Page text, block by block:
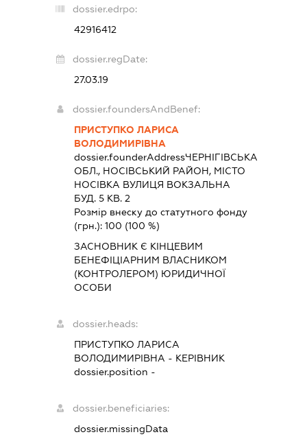
dossier.edrpo:
42916412
dossier.regDate:
27.03.19
dossier.foundersAndBenef:
ПРИСТУПКО ЛАРИСА
ВОЛОДИМИРІВНА
dossier.founderAddressЧЕРНІГІВСЬКА
ОБЛ., НОСІВСЬКИЙ РАЙОН, МІСТО
НОСІВКА ВУЛИЦЯ ВОКЗАЛЬНА
БУД. 5 КВ. 2
Розмір внеску до статутного фонду
(грн.): 100 (100 %)
ЗАСНОВНИК Є КІНЦЕВИМ
БЕНЕФІЦІАРНИМ ВЛАСНИКОМ
(КОНТРОЛЕРОМ) ЮРИДИЧНОЇ
ОСОБИ
dossier.heads:
ПРИСТУПКО ЛАРИСА
ВОЛОДИМИРІВНА - КЕРІВНИК
dossier.position -
dossier.beneficiaries:
dossier.missingData